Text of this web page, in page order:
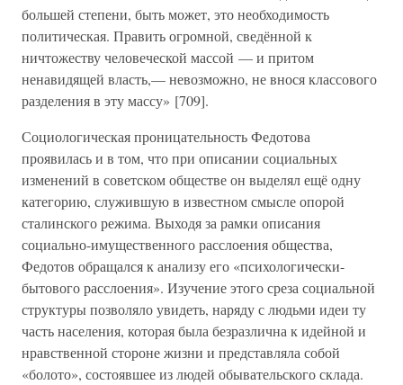
большей степени, быть может, это необходимость
политическая. Править огромной, сведённой к
ничтожеству человеческой массой — и притом
ненавидящей власть,— невозможно, не внося классового
разделения в эту массу» [709].
Социологическая проницательность Федотова
проявилась и в том, что при описании социальных
изменений в советском обществе он выделял ещё одну
категорию, служившую в известном смысле опорой
сталинского режима. Выходя за рамки описания
социально-имущественного расслоения общества,
Федотов обращался к анализу его «психологически-
бытового расслоения». Изучение этого среза социальной
структуры позволяло увидеть, наряду с людьми идеи ту
часть населения, которая была безразлична к идейной и
нравственной стороне жизни и представляла собой
«болото», состоявшее из людей обывательского склада.